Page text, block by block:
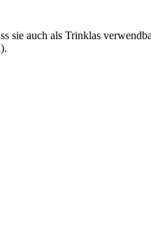
auch als Trinklas